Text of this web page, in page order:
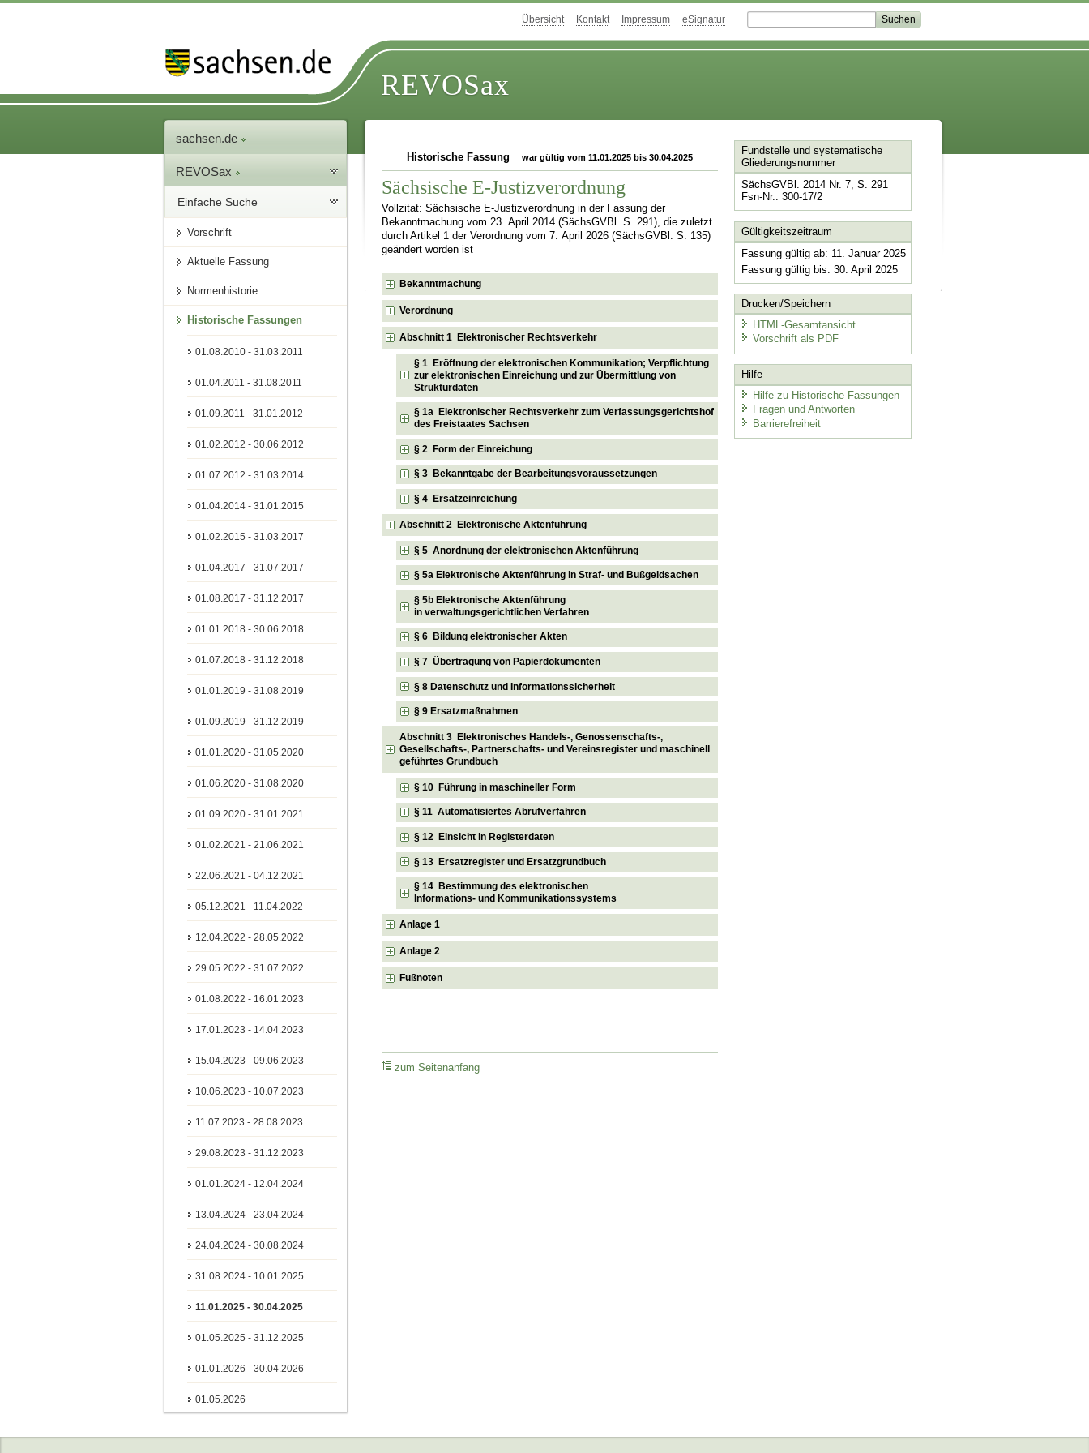
Übersicht Kontakt Impressum eSignatur
REVOSax
sachsen.de
REVOSax
Einfache Suche
Vorschrift
Aktuelle Fassung
Normenhistorie
Historische Fassungen
01.08.2010 - 31.03.2011
01.04.2011 - 31.08.2011
01.09.2011 - 31.01.2012
01.02.2012 - 30.06.2012
01.07.2012 - 31.03.2014
01.04.2014 - 31.01.2015
01.02.2015 - 31.03.2017
01.04.2017 - 31.07.2017
01.08.2017 - 31.12.2017
01.01.2018 - 30.06.2018
01.07.2018 - 31.12.2018
01.01.2019 - 31.08.2019
01.09.2019 - 31.12.2019
01.01.2020 - 31.05.2020
01.06.2020 - 31.08.2020
01.09.2020 - 31.01.2021
01.02.2021 - 21.06.2021
22.06.2021 - 04.12.2021
05.12.2021 - 11.04.2022
12.04.2022 - 28.05.2022
29.05.2022 - 31.07.2022
01.08.2022 - 16.01.2023
17.01.2023 - 14.04.2023
15.04.2023 - 09.06.2023
10.06.2023 - 10.07.2023
11.07.2023 - 28.08.2023
29.08.2023 - 31.12.2023
01.01.2024 - 12.04.2024
13.04.2024 - 23.04.2024
24.04.2024 - 30.08.2024
31.08.2024 - 10.01.2025
11.01.2025 - 30.04.2025
01.05.2025 - 31.12.2025
01.01.2026 - 30.04.2026
01.05.2026
Historische Fassung war gültig vom 11.01.2025 bis 30.04.2025
Sächsische E-Justizverordnung
Vollzitat: Sächsische E-Justizverordnung in der Fassung der
Bekanntmachung vom 23. April 2014 (SächsGVBl. S. 291), die zuletzt
durch Artikel 1 der Verordnung vom 7. April 2026 (SächsGVBl. S. 135)
geändert worden ist
Bekanntmachung
Verordnung
Abschnitt 1 Elektronischer Rechtsverkehr
§ 1 Eröffnung der elektronischen Kommunikation; Verpflichtung
zur elektronischen Einreichung und zur Übermittlung von
Strukturdaten
§ 1a Elektronischer Rechtsverkehr zum Verfassungsgerichtshof
des Freistaates Sachsen
§ 2 Form der Einreichung
§ 3 Bekanntgabe der Bearbeitungsvoraussetzungen
§ 4 Ersatzeinreichung
Abschnitt 2 Elektronische Aktenführung
§ 5 Anordnung der elektronischen Aktenführung
§ 5a Elektronische Aktenführung in Straf- und Bußgeldsachen
§ 5b Elektronische Aktenführung
in verwaltungsgerichtlichen Verfahren
§ 6 Bildung elektronischer Akten
§ 7 Übertragung von Papierdokumenten
§ 8 Datenschutz und Informationssicherheit
§ 9 Ersatzmaßnahmen
Abschnitt 3 Elektronisches Handels-, Genossenschafts-,
Gesellschafts-, Partnerschafts- und Vereinsregister und maschinell
geführtes Grundbuch
§ 10 Führung in maschineller Form
§ 11 Automatisiertes Abrufverfahren
§ 12 Einsicht in Registerdaten
§ 13 Ersatzregister und Ersatzgrundbuch
§ 14 Bestimmung des elektronischen
Informations- und Kommunikationssystems
Anlage 1
Anlage 2
Fußnoten
zum Seitenanfang
Fundstelle und systematische
Gliederungsnummer
SächsGVBl. 2014 Nr. 7, S. 291
Fsn-Nr.: 300-17/2
Gültigkeitszeitraum
Fassung gültig ab: 11. Januar 2025
Fassung gültig bis: 30. April 2025
Drucken/Speichern
HTML-Gesamtansicht
Vorschrift als PDF
Hilfe
Hilfe zu Historische Fassungen
Fragen und Antworten
Barrierefreiheit